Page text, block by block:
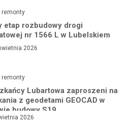
remonty
etap rozbudowy drogi
nr 1566 L w Lubelskiem
2026
remonty
Lubartowa zaproszeni na
z geodetami GEOCAD w
budowy S19
2026